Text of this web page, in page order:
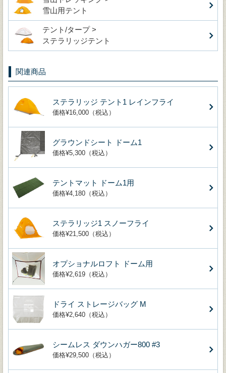
雪山用テント
テント/タープ >
ステラリッジテント
関連商品
ステラリッジ テント1 レインフライ
価格¥16,000（税込）
グラウンドシート ドーム1
価格¥5,300（税込）
テントマット ドーム1用
価格¥4,180（税込）
ステラリッジ1 スノーフライ
価格¥21,500（税込）
オプショナルロフト ドーム用
価格¥2,619（税込）
ドライ ストレージバッグ M
価格¥2,640（税込）
シームレス ダウンハガー800 #3
価格¥29,500（税込）